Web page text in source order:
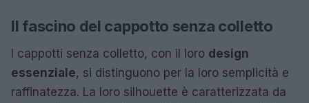
Il fascino del cappotto senza colletto
I cappotti senza colletto, con il loro design
essenziale, si distinguono per la loro semplicità e
raffinatezza. La loro silhouette è caratterizzata da